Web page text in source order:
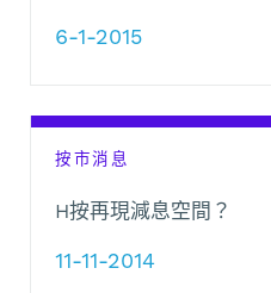
6-1-2015
按市消息
H按再現減息空間？
11-11-2014